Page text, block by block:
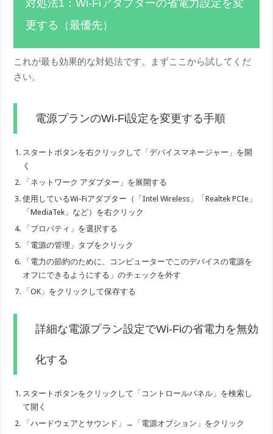
対処法1：Wi-Fiアダプターの省電力設定を変
更する（最優先）
これが最も効果的な対処法です。まずここから試してくだ
さい。
電源プランのWi-Fi設定を変更する手順
スタートボタンを右クリックして「デバイスマネージャー」を開
く
「ネットワーク アダプター」を展開する
使用しているWi-Fiアダプター（「Intel Wireless」「Realtek PCIe」
「MediaTek」など）を右クリック
「プロパティ」を選択する
「電源の管理」タブをクリック
「電力の節約のために、コンピューターでこのデバイスの電源を
オフにできるようにする」のチェックを外す
「OK」をクリックして保存する
詳細な電源プラン設定でWi-Fiの省電力を無効
化する
スタートボタンをクリックして「コントロールパネル」を検索し
て開く
「ハードウェアとサウンド」→「電源オプション」をクリック